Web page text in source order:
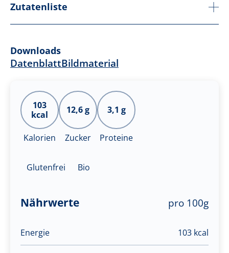
Zutatenliste
Downloads
DatenblattBildmaterial
103
kcal
Kalorien
12,6 g
Zucker
3,1 g
Proteine
Glutenfrei Bio
Nährwerte pro 100g
Energie 103 kcal